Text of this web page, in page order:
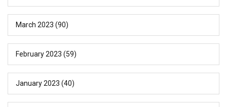
March 2023 (90)
February 2023 (59)
January 2023 (40)